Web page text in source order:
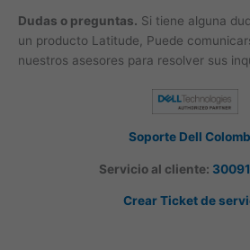
Dudas o preguntas. Si tiene alguna
un producto Latitude, Puede
nuestros asesores para resolver sus
Soporte Dell
Servicio al cliente:
Crear Ticket de